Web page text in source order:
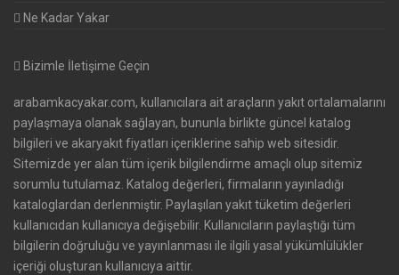
Ne Kadar Yakar
Bizimle İletişime Geçin
arabamkacyakar.com, kullanıcılara ait araçların yakıt ortalamalarını
paylaşmaya olanak sağlayan, bununla birlikte güncel katalog
bilgileri ve akaryakıt fiyatları içeriklerine sahip web sitesidir.
Sitemizde yer alan tüm içerik bilgilendirme amaçlı olup sitemiz
sorumlu tutulamaz. Katalog değerleri, firmaların yayınladığı
kataloglardan derlenmiştir. Paylaşılan yakıt tüketim değerleri
kullanıcıdan kullanıcıya değişebilir. Kullanıcıların paylaştığı tüm
bilgilerin doğruluğu ve yayınlanması ile ilgili yasal yükümlülükler
içeriği oluşturan kullanıcıya aittir.